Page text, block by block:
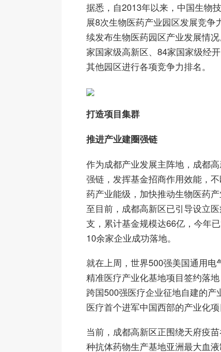
据悉，自2013年以来，中国生物
展8次生物医药产业园区发展竞争
续发布生物医药园区产业发展情
家国家级高新区、84家国家级经
其他园区进行各项竞争力排名。
打造项目集群
推进产业建圈强链
作为成都产业发展主阵地，成都
强链，发挥基金招商作用效能，
药产业能级，加快推动生物医药
至目前，成都高新区已引导设立
支，累计基金规模达66亿，今年
10余家企业成功落地。
就在上周，世界500强美国通用电
精准医疗产业化基地项目签约落
跨国500强医疗企业征地自建的产
医疗首个进军中国西部的产业化
当前，成都高新区正围绕天府疫
种抗体药物生产基地亚洲最大血